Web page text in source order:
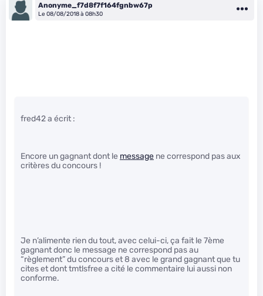
Anonyme_f7d8f7f164fgnbw67p
Le 08/08/2018 à 08h30
fred42 a écrit :
Encore un gagnant dont le message ne correspond pas aux
critères du concours !
Je n’alimente rien du tout, avec celui-ci, ça fait le 7ème
gagnant donc le message ne correspond pas au
“règlement” du concours et 8 avec le grand gagnant que tu
cites et dont tmtlsfree a cité le commentaire lui aussi non
conforme.